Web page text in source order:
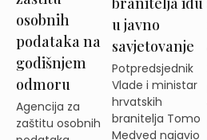
osobnih
podataka na
godišnjem
odmoru
Agencija za
zaštitu osobnih
u javno
savjetovanje
Potpredsjednik
Vlade i ministar
hrvatskih
branitelja Tomo
Medved najavio